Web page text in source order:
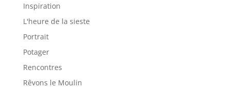
Inspiration
L'heure de la sieste
Portrait
Potager
Rencontres
Rêvons le Moulin